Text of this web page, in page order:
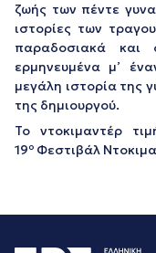
ζωής των πέντε
ιστορίες των
παραδοσιακά
ερμηνευμένα μ’
μεγάλη ιστορία της
της δημιουργού.
Το ντοκιμαντέρ
19ο Φεστιβάλ